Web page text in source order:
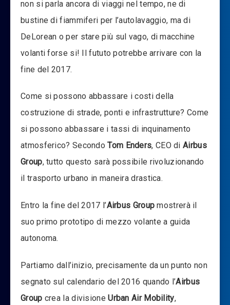
non si parla ancora di viaggi nel tempo, ne di
bustine di fiammiferi per l’autolavaggio, ma di
DeLorean o per stare più sul vago, di macchine
volanti forse si! Il fututo potrebbe arrivare con la
fine del 2017.
Come si possono abbassare i costi della
costruzione di strade, ponti e infrastrutture? Come
si possono abbassare i tassi di inquinamento
atmosferico? SecondoTom Enders, CEO diAirbus
Group, tutto questo sarà possibile rivoluzionando
il trasporto urbano in maneira drastica.
Entro la fine del 2017 l’Airbus Group mostrerà il
suo primo prototipo di mezzo volante a guida
autonoma.
Partiamo dall’inizio, precisamente da un punto non
segnato sul calendario del 2016 quando l’Airbus
Group crea la divisioneUrban Air Mobility,